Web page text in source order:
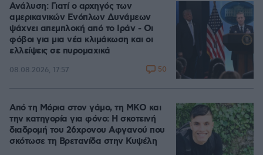
Ανάλυση: Γιατί ο αρχηγός των
αμερικανικών Ενόπλων Δυνάμεων
ψάχνει απεμπλοκή από το Ιράν - Οι
φόβοι για μια νέα κλιμάκωση και οι
ελλείψεις σε πυρομαχικά
08.08.2026, 17:57 50
Από τη Μόρια στον γάμο, τη ΜΚΟ και
την κατηγορία για φόνο: Η σκοτεινή
διαδρομή του 26χρονου Αφγανού που
σκότωσε τη Βρετανίδα στην Κυψέλη